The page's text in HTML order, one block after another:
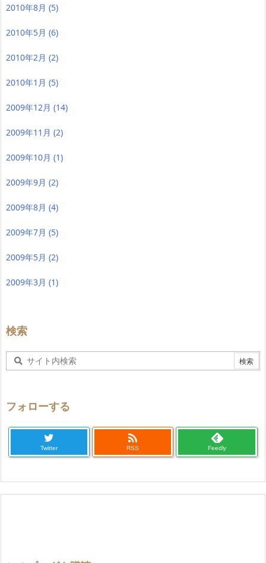
2010年8月 (5)
2010年5月 (6)
2010年2月 (2)
2010年1月 (5)
2009年12月 (14)
2009年11月 (2)
2009年10月 (1)
2009年9月 (2)
2009年8月 (4)
2009年7月 (5)
2009年5月 (2)
2009年3月 (1)
検索
フォローする
Twitter

RSS Feedly